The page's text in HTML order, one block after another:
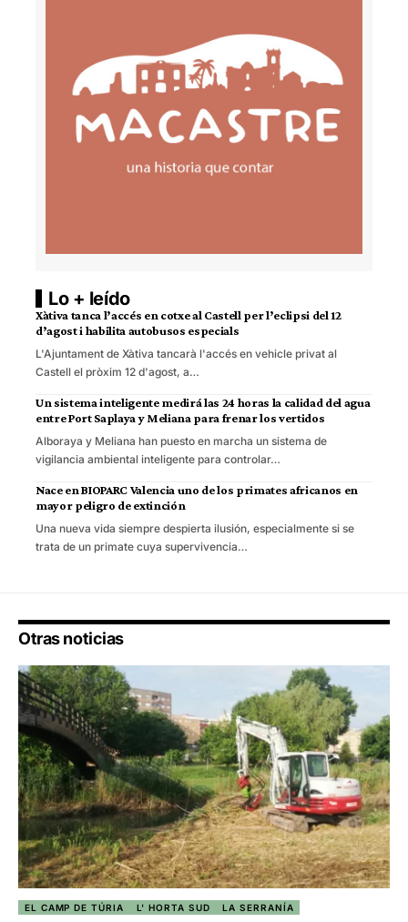
Lo + leído
Xàtiva tanca l’accés en cotxe al Castell per l’eclipsi del 12
d’agost i habilita autobusos especials
L'Ajuntament de Xàtiva tancarà l'accés en vehicle privat al
Castell el pròxim 12 d'agost, a…
Un sistema inteligente medirá las 24 horas la calidad del agua
entre Port Saplaya y Meliana para frenar los vertidos
Alboraya y Meliana han puesto en marcha un sistema de
vigilancia ambiental inteligente para controlar…
Nace en BIOPARC Valencia uno de los primates africanos en
mayor peligro de extinción
Una nueva vida siempre despierta ilusión, especialmente si se
trata de un primate cuya supervivencia…
Otras noticias
EL CAMP DE TÚRIA L' HORTA SUD LA SERRANÍA